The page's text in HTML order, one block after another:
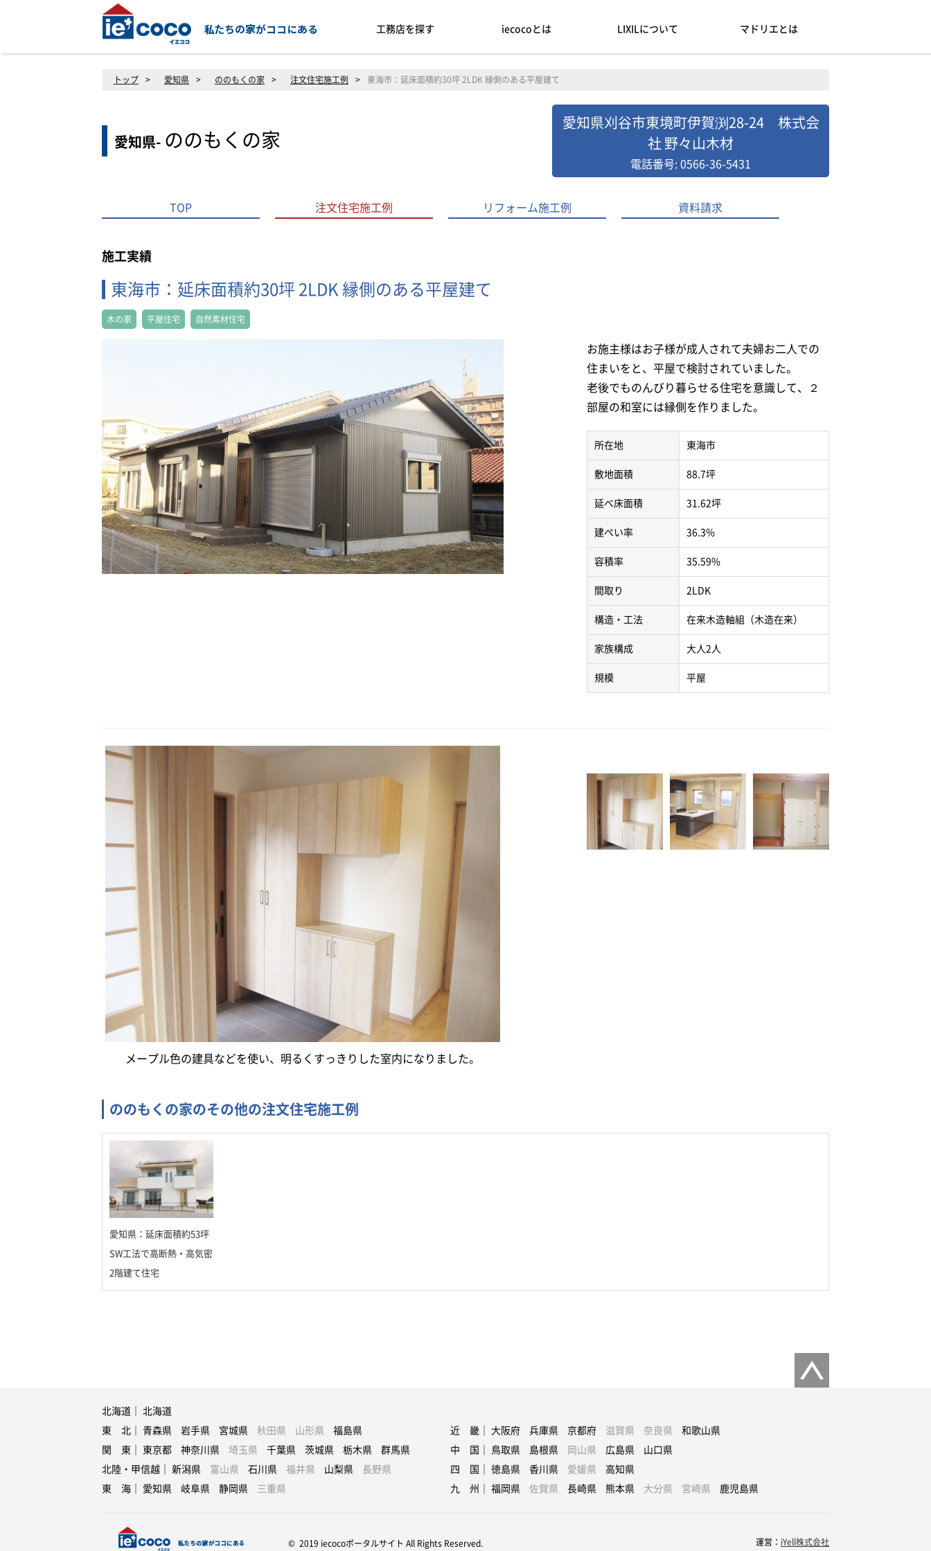
工務店を探す iecocoとは LIXILについて マドリエとは
トップ > 愛知県 > ののもくの家 > 注文住宅施工例 > 東海市：延床面積約30坪 2LDK 縁側のある平屋建て
愛知県- ののもくの家
愛知県刈谷市東境町伊賀渕28-24 株式会
社 野々山木材
電話番号: 0566-36-5431
TOP 注文住宅施工例 リフォーム施工例 資料請求
施工実績
東海市：延床面積約30坪 2LDK 縁側のある平屋建て
木の家 平屋住宅 自然素材住宅
お施主様はお子様が成人されて夫婦お二人での
住まいをと、平屋で検討されていました。
老後でものんびり暮らせる住宅を意識して、２
部屋の和室には縁側を作りました。
所在地 東海市
敷地面積 88.7坪
延べ床面積 31.62坪
建ぺい率 36.3%
容積率 35.59%
間取り 2LDK
構造・工法 在来木造軸組（木造在来）
家族構成 大人2人
規模 平屋
メープル色の建具などを使い、明るくすっきりした室内になりました。
ののもくの家のその他の注文住宅施工例
愛知県：延床面積約53坪
SW工法で高断熱・高気密
2階建て住宅
北海道｜
北海道
東 北｜
青森県 岩手県 宮城県 秋田県 山形県
福島県
関 東｜
東京都 神奈川県 埼玉県 千葉県 茨城県 栃木県
群馬県
北陸・甲信越｜
新潟県 富山県 石川県 福井県 山梨県
長野県
東 海｜
愛知県 岐阜県 静岡県 三重県
近 畿｜ 大阪府 兵庫県 京都府 滋賀県 奈良県
和歌山県
中 国｜
鳥取県 島根県 岡山県 広島県
山口県
四 国｜
徳島県 香川県 愛媛県
高知県
九 州｜
福岡県 佐賀県 長崎県 熊本県 大分県 宮崎県 鹿児島県
© 2019 iecocoポータルサイト All Rights Reserved. 運営： iYell株式会社